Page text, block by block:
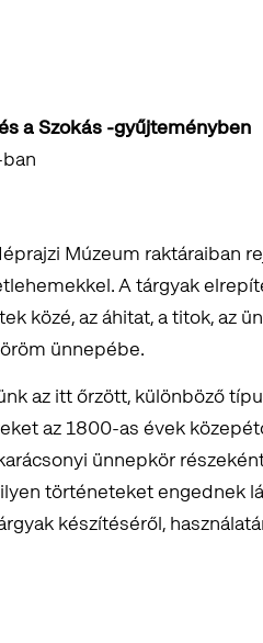
a Szokás -gyűjteményben
Múzeum raktáraiban
A tárgyak
közé, az áhitat, a titok, az
ünnepébe.
az itt őrzött, különböző
az 1800-as évek
ünnepkör
történeteket engednek
készítéséről,